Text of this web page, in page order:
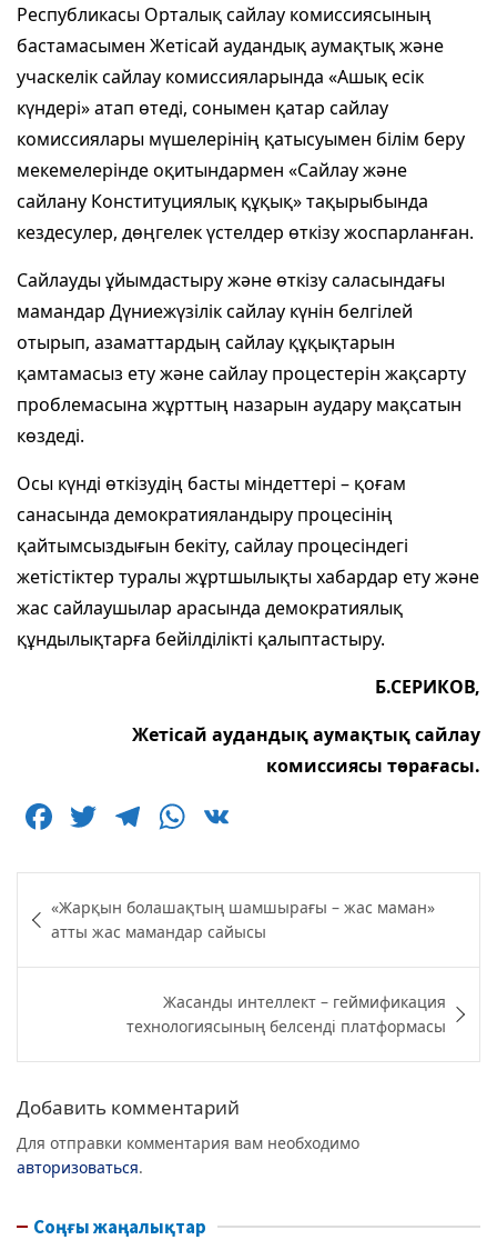
Республикасы Орталық сайлау комиссиясының
бастамасымен Жетісай аудандық аумақтық және
учаскелік сайлау комиссияларында «Ашық есік
күндері» атап өтеді, сонымен қатар сайлау
комиссиялары мүшелерінің қатысуымен білім беру
мекемелерінде оқитындармен «Сайлау және
сайлану Конституциялық құқық» тақырыбында
кездесулер, дөңгелек үстелдер өткізу жоспарланған.
Сайлауды ұйымдастыру және өткізу саласындағы
мамандар Дүниежүзілік сайлау күнін белгілей
отырып, азаматтардың сайлау құқықтарын
қамтамасыз ету және сайлау процестерін жақсарту
проблемасына жұрттың назарын аудару мақсатын
көздеді.
Осы күнді өткізудің басты міндеттері – қоғам
санасында демократияландыру процесінің
қайтымсыздығын бекіту, сайлау процесіндегі
жетістіктер туралы жұртшылықты хабардар ету және
жас сайлаушылар арасында демократиялық
құндылықтарға бейілділікті қалыптастыру.
Б.СЕРИКОВ,
Жетісай аудандық аумақтық сайлау
комиссиясы төрағасы.
F
c
e
b
k
T
itt
er
T
e
g
ra
m
W
at
s
A
p
p
по
записям
«Жарқын болашақтың шамшырағы – жас маман»
атты жас мамандар сайысы
Жасанды интеллект – геймификация
технологиясының белсенді платформасы
Добавить комментарий
Для отправки комментария вам необходимо
авторизоваться.
Соңғы жаңалықтар